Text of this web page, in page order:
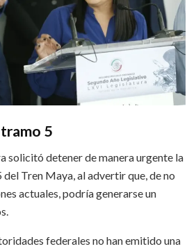
5
solicitó detener de manera urgente la
Tren Maya, al advertir que, de no
actuales, podría generarse un
federales no han emitido una